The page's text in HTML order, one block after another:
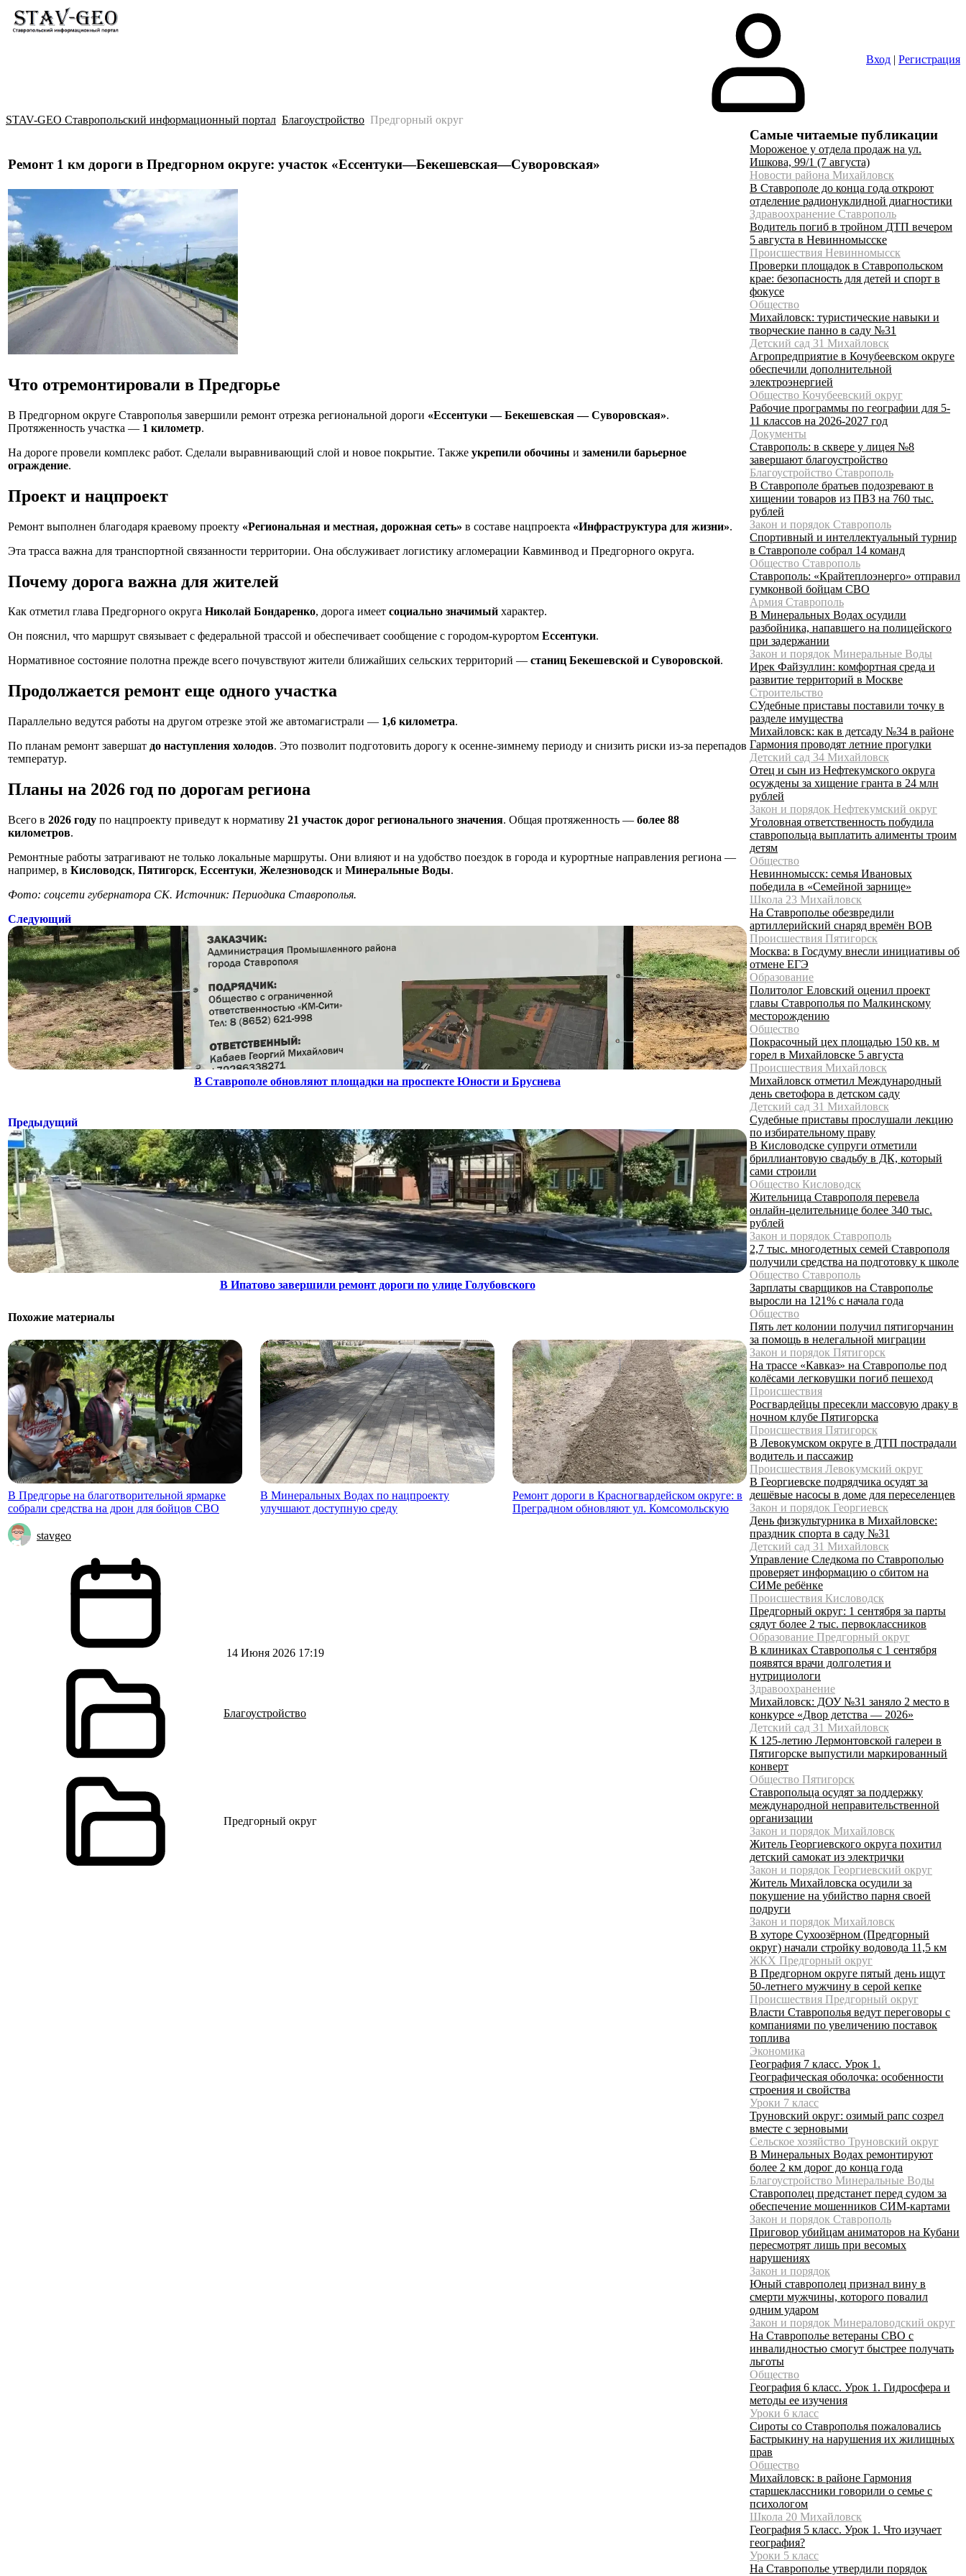
Вход | Регистрация
STAV-GEO Ставропольский информационный портал Благоустройство Предгорный округ
Ремонт 1 км дороги в Предгорном округе: участок «Ессентуки—Бекешевская—Суворовская»
Что отремонтировали в Предгорье
В Предгорном округе Ставрополья завершили ремонт отрезка региональной дороги «Ессентуки — Бекешевская — Суворовская».
Протяженность участка — 1 километр.
На дороге провели комплекс работ. Сделали выравнивающий слой и новое покрытие. Также укрепили обочины и заменили барьерное
ограждение.
Проект и нацпроект
Ремонт выполнен благодаря краевому проекту «Региональная и местная, дорожная сеть» в составе нацпроекта «Инфраструктура для жизни».
Эта трасса важна для транспортной связанности территории. Она обслуживает логистику агломерации Кавминвод и Предгорного округа.
Почему дорога важна для жителей
Как отметил глава Предгорного округа Николай Бондаренко, дорога имеет социально значимый характер.
Он пояснил, что маршрут связывает с федеральной трассой и обеспечивает сообщение с городом-курортом Ессентуки.
Нормативное состояние полотна прежде всего почувствуют жители ближайших сельских территорий — станиц Бекешевской и Суворовской.
Продолжается ремонт еще одного участка
Параллельно ведутся работы на другом отрезке этой же автомагистрали — 1,6 километра.
По планам ремонт завершат до наступления холодов. Это позволит подготовить дорогу к осенне-зимнему периоду и снизить риски из-за перепадов
температур.
Планы на 2026 год по дорогам региона
Всего в 2026 году по нацпроекту приведут к нормативу 21 участок дорог регионального значения. Общая протяженность — более 88
километров.
Ремонтные работы затрагивают не только локальные маршруты. Они влияют и на удобство поездок в города и курортные направления региона —
например, в Кисловодск, Пятигорск, Ессентуки, Железноводск и Минеральные Воды.
Фото: соцсети губернатора СК. Источник: Периодика Ставрополья.
Следующий
В Ставрополе обновляют площадки на проспекте Юности и Бруснева
Предыдущий
В Ипатово завершили ремонт дороги по улице Голубовского
Похожие материалы
В Предгорье на благотворительной ярмарке
собрали средства на дрон для бойцов СВО
В Минеральных Водах по нацпроекту
улучшают доступную среду
Ремонт дороги в Красногвардейском округе: в
Преградном обновляют ул. Комсомольскую
stavgeo
14 Июня 2026 17:19
Благоустройство
Предгорный округ
Самые читаемые публикации
Мороженое у отдела продаж на ул.
Ишкова, 99/1 (7 августа)
Новости района Михайловск
В Ставрополе до конца года откроют
отделение радионуклидной диагностики
Здравоохранение Ставрополь
Водитель погиб в тройном ДТП вечером
5 августа в Невинномысске
Происшествия Невинномысск
Проверки площадок в Ставропольском
крае: безопасность для детей и спорт в
фокусе
Общество
Михайловск: туристические навыки и
творческие панно в саду №31
Детский сад 31 Михайловск
Агропредприятие в Кочубеевском округе
обеспечили дополнительной
электроэнергией
Общество Кочубеевский округ
Рабочие программы по географии для 5-
11 классов на 2026-2027 год
Документы
Ставрополь: в сквере у лицея №8
завершают благоустройство
Благоустройство Ставрополь
В Ставрополе братьев подозревают в
хищении товаров из ПВЗ на 760 тыс.
рублей
Закон и порядок Ставрополь
Спортивный и интеллектуальный турнир
в Ставрополе собрал 14 команд
Общество Ставрополь
Ставрополь: «Крайтеплоэнерго» отправил
гумконвой бойцам СВО
Армия Ставрополь
В Минеральных Водах осудили
разбойника, напавшего на полицейского
при задержании
Закон и порядок Минеральные Воды
Ирек Файзуллин: комфортная среда и
развитие территорий в Москве
Строительство
СУдебные приставы поставили точку в
разделе имущества
Михайловск: как в детсаду №34 в районе
Гармония проводят летние прогулки
Детский сад 34 Михайловск
Отец и сын из Нефтекумского округа
осуждены за хищение гранта в 24 млн
рублей
Закон и порядок Нефтекумский округ
Уголовная ответственность побудила
ставропольца выплатить алименты троим
детям
Общество
Невинномысск: семья Ивановых
победила в «Семейной зарнице»
Школа 23 Михайловск
На Ставрополье обезвредили
артиллерийский снаряд времён ВОВ
Происшествия Пятигорск
Москва: в Госдуму внесли инициативы об
отмене ЕГЭ
Образование
Политолог Еловский оценил проект
главы Ставрополья по Малкинскому
месторождению
Общество
Покрасочный цех площадью 150 кв. м
горел в Михайловске 5 августа
Происшествия Михайловск
Михайловск отметил Международный
день светофора в детском саду
Детский сад 31 Михайловск
Судебные приставы прослушали лекцию
по избирательному праву
В Кисловодске супруги отметили
бриллиантовую свадьбу в ДК, который
сами строили
Общество Кисловодск
Жительница Ставрополя перевела
онлайн-целительнице более 340 тыс.
рублей
Закон и порядок Ставрополь
2,7 тыс. многодетных семей Ставрополя
получили средства на подготовку к школе
Общество Ставрополь
Зарплаты сварщиков на Ставрополье
выросли на 121% с начала года
Общество
Пять лет колонии получил пятигорчанин
за помощь в нелегальной миграции
Закон и порядок Пятигорск
На трассе «Кавказ» на Ставрополье под
колёсами легковушки погиб пешеход
Происшествия
Росгвардейцы пресекли массовую драку в
ночном клубе Пятигорска
Происшествия Пятигорск
В Левокумском округе в ДТП пострадали
водитель и пассажир
Происшествия Левокумский округ
В Георгиевске подрядчика осудят за
дешёвые насосы в доме для переселенцев
Закон и порядок Георгиевск
День физкультурника в Михайловске:
праздник спорта в саду №31
Детский сад 31 Михайловск
Управление Следкома по Ставрополью
проверяет информацию о сбитом на
СИМе ребёнке
Происшествия Кисловодск
Предгорный округ: 1 сентября за парты
сядут более 2 тыс. первоклассников
Образование Предгорный округ
В клиниках Ставрополья с 1 сентября
появятся врачи долголетия и
нутрициологи
Здравоохранение
Михайловск: ДОУ №31 заняло 2 место в
конкурсе «Двор детства — 2026»
Детский сад 31 Михайловск
К 125-летию Лермонтовской галереи в
Пятигорске выпустили маркированный
конверт
Общество Пятигорск
Ставропольца осудят за поддержку
международной неправительственной
организации
Закон и порядок Михайловск
Житель Георгиевского округа похитил
детский самокат из электрички
Закон и порядок Георгиевский округ
Житель Михайловска осудили за
покушение на убийство парня своей
подруги
Закон и порядок Михайловск
В хуторе Сухоозёрном (Предгорный
округ) начали стройку водовода 11,5 км
ЖКХ Предгорный округ
В Предгорном округе пятый день ищут
50-летнего мужчину в серой кепке
Происшествия Предгорный округ
Власти Ставрополья ведут переговоры с
компаниями по увеличению поставок
топлива
Экономика
География 7 класс. Урок 1.
Географическая оболочка: особенности
строения и свойства
Уроки 7 класс
Труновский округ: озимый рапс созрел
вместе с зерновыми
Сельское хозяйство Труновский округ
В Минеральных Водах ремонтируют
более 2 км дорог до конца года
Благоустройство Минеральные Воды
Ставрополец предстанет перед судом за
обеспечение мошенников СИМ-картами
Закон и порядок Ставрополь
Приговор убийцам аниматоров на Кубани
пересмотрят лишь при весомых
нарушениях
Закон и порядок
Юный ставрополец признал вину в
смерти мужчины, которого повалил
одним ударом
Закон и порядок Минераловодский округ
На Ставрополье ветераны СВО с
инвалидностью смогут быстрее получать
льготы
Общество
География 6 класс. Урок 1. Гидросфера и
методы ее изучения
Уроки 6 класс
Сироты со Ставрополья пожаловались
Бастрыкину на нарушения их жилищных
прав
Общество
Михайловск: в районе Гармония
старшеклассники говорили о семье с
психологом
Школа 20 Михайловск
География 5 класс. Урок 1. Что изучает
география?
Уроки 5 класс
На Ставрополье утвердили порядок